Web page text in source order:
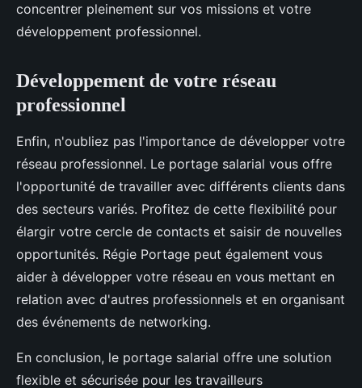
concentrer pleinement sur vos missions et votre
développement professionnel.
Développement de votre réseau
professionnel
Enfin, n'oubliez pas l'importance de développer votre
réseau professionnel. Le portage salarial vous offre
l'opportunité de travailler avec différents clients dans
des secteurs variés. Profitez de cette flexibilité pour
élargir votre cercle de contacts et saisir de nouvelles
opportunités. Régie Portage peut également vous
aider à développer votre réseau en vous mettant en
relation avec d'autres professionnels et en organisant
des événements de networking.
En conclusion, le portage salarial offre une solution
flexible et sécurisée pour les travailleurs